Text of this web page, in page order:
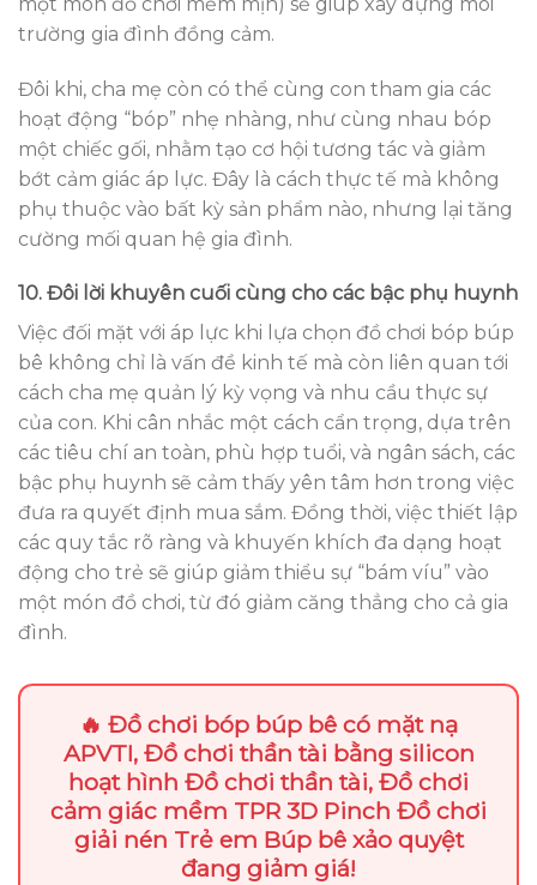
trường gia đình đồng cảm.
Đôi khi, cha mẹ còn có thể cùng con tham gia các
hoạt động “bóp” nhẹ nhàng, như cùng nhau bóp
một chiếc gối, nhằm tạo cơ hội tương tác và giảm
bớt cảm giác áp lực. Đây là cách thực tế mà không
phụ thuộc vào bất kỳ sản phẩm nào, nhưng lại tăng
cường mối quan hệ gia đình.
10. Đôi lời khuyên cuối cùng cho các bậc phụ huynh
Việc đối mặt với áp lực khi lựa chọn đồ chơi bóp búp
bê không chỉ là vấn đề kinh tế mà còn liên quan tới
cách cha mẹ quản lý kỳ vọng và nhu cầu thực sự
của con. Khi cân nhắc một cách cẩn trọng, dựa trên
các tiêu chí an toàn, phù hợp tuổi, và ngân sách, các
bậc phụ huynh sẽ cảm thấy yên tâm hơn trong việc
đưa ra quyết định mua sắm. Đồng thời, việc thiết lập
các quy tắc rõ ràng và khuyến khích đa dạng hoạt
động cho trẻ sẽ giúp giảm thiểu sự “bám víu” vào
một món đồ chơi, từ đó giảm căng thẳng cho cả gia
đình.
🔥 Đồ chơi bóp búp bê có mặt nạ
APVTI, Đồ chơi thần tài bằng silicon
hoạt hình Đồ chơi thần tài, Đồ chơi
cảm giác mềm TPR 3D Pinch Đồ chơi
giải nén Trẻ em Búp bê xảo quyệt
đang giảm giá!